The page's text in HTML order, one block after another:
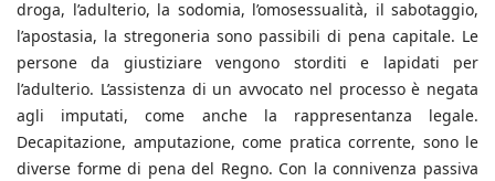
droga, l’adulterio, la sodomia, l’omosessualità, il sabotaggio,
l’apostasia, la stregoneria sono passibili di pena capitale. Le
persone da giustiziare vengono storditi e lapidati per
l’adulterio. L’assistenza di un avvocato nel processo è negata
agli imputati, come anche la rappresentanza legale.
Decapitazione, amputazione, come pratica corrente, sono le
diverse forme di pena del Regno. Con la connivenza passiva